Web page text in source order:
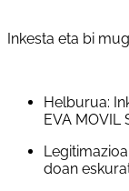
Inkesta eta bi
Helburua:
EVA MOVIL
doan